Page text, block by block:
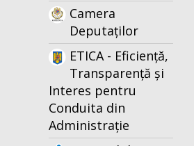
Camera
Deputaților
ETICA - Eficiență,
Transparență și
Interes pentru
Conduita din
Administrație